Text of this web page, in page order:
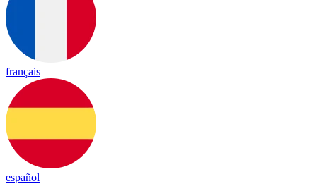
français
español